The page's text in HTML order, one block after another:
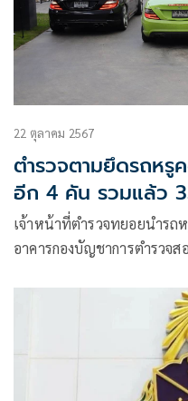
22 ตุลาคม 2567
ตำรวจตามยึดรถหรู
อีก 4 คัน รวมแล้ว
เจ้าหน้าที่ตำรวจทยอยนำรถ
อาคารกองบัญชาการตำรวจ
กรุงเทพมหานคร